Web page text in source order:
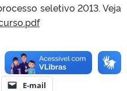
seletivo 2013. Veja
E-mail